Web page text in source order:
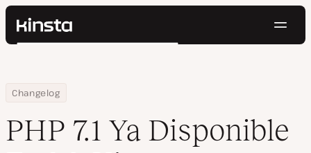
Kinsta®
Precios
Contacto
Buscar
Home
Changelog
PHP 7.1 Ya Disponible En MyKinsta
PHP 7.1 Ya Disponible